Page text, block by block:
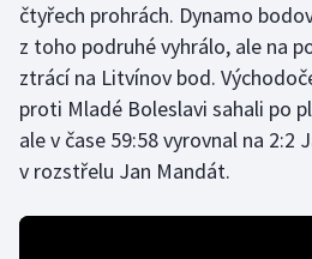
čtyřech prohrách. Dynamo
z toho podruhé vyhrálo, ale na
ztrácí na Litvínov bod.
proti Mladé Boleslavi sahali po
ale v čase 59:58 vyrovnal na 2:2
v rozstřelu Jan Mandát.